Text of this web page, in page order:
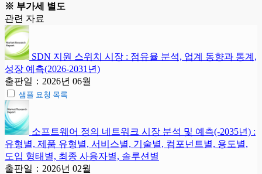
※ 부가세 별도
관련 자료
SDN 지원 스위치 시장 : 점유율 분석, 업계 동향과 통계,
성장 예측(2026-2031년)
출판일：2026년 06월
샘플 요청 목록
소프트웨어 정의 네트워크 시장 분석 및 예측(-2035년) :
유형별, 제품 유형별, 서비스별, 기술별, 컴포넌트별, 용도별,
도입 형태별, 최종 사용자별, 솔루션별
출판일：2026년 02월